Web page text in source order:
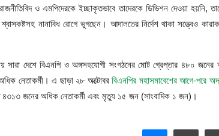
ও এমপিদেরকে ইচ্ছাকৃতভাবে তাদেরকে ডিভিশন দেওয়া হয়নি,
নানাবিধ রোগে ভুগছেন। আদালতের নির্দেশ থাকা সত্ত্বেও
সারা দেশে বিএনপি ও অঙ্গসহযোগী সংগঠনের মোট গ্রেপ্তার ৪৮০ জনের
নেতাকর্মী। এ ছাড়া ২৮ অক্টোবরবিএনপির মহাসমাবেশের আগে-পরে
জনের অধিক নেতাকর্মী এবং মৃত্যু ১৫ জন (সাংবাদিক ১ জন)।